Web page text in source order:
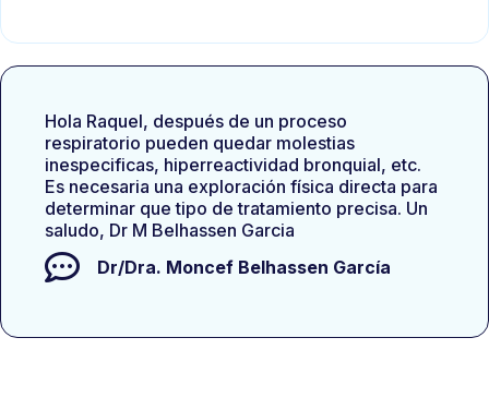
Hola Raquel, después de un proceso
respiratorio pueden quedar molestias
inespecificas, hiperreactividad bronquial, etc.
Es necesaria una exploración física directa para
determinar que tipo de tratamiento precisa. Un
saludo, Dr M Belhassen Garcia
Dr/Dra. Moncef Belhassen García